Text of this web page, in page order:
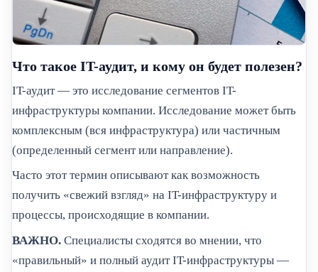
Что такое IT-аудит, и кому он будет полезен?
IT-аудит — это исследование сегментов IT-
инфраструктуры компании. Исследование может быть
комплексным (вся инфраструктура) или частичным
(определенный сегмент или направление).
Часто этот термин описывают как возможность
получить «свежий взгляд» на IT-инфраструктуру и
процессы, происходящие в компании.
ВАЖНО. Специалисты сходятся во мнении, что
«правильный» и полный аудит IT-инфраструктуры —